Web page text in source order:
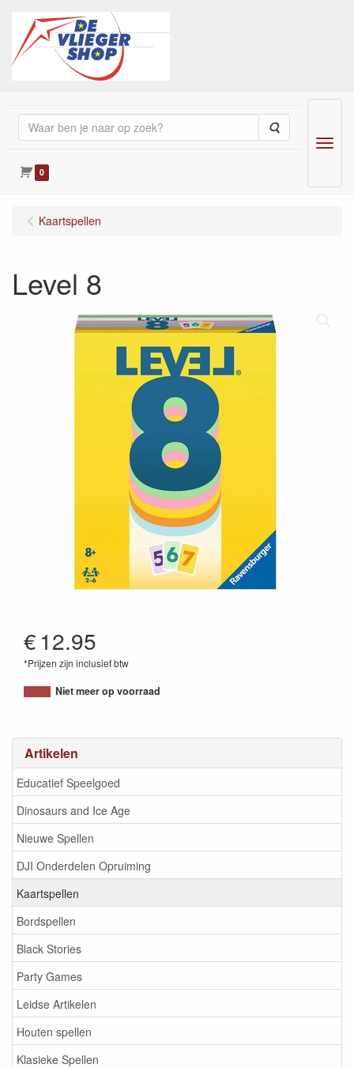
Zoeken
0
Menu
Artikelen
Educatief Speelgoed
Dinosaurs and Ice Age
Nieuwe Spellen
DJI Onderdelen Opruiming
Kaartspellen
Bordspellen
Black Stories
Party Games
Leidse Artikelen
Houten spellen
Klasieke Spellen
Kaartspellen
Level 8
€12.95
*Prijzen zijn inclusief btw
4005556208654
Niet meer op voorraad